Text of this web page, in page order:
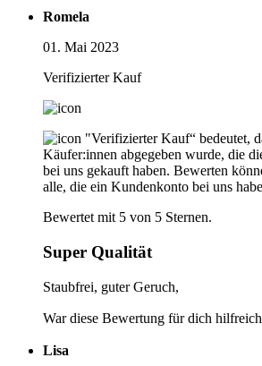
Romela
01. Mai 2023
Verifizierter Kauf
"Verifizierter Kauf“ bedeutet,
Käufer:innen abgegeben wurde, die
bei uns gekauft haben. Bewerten
alle, die ein Kundenkonto bei uns
Bewertet mit 5 von 5 Sternen.
Super Qualität
Staubfrei, guter Geruch,
War diese Bewertung für dich
Lisa